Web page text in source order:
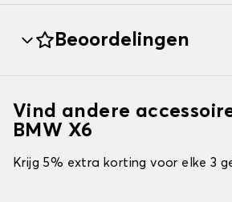
Beoordelingen
Vind andere
BMW X6
Krijg 5% extra korting voor elke 3